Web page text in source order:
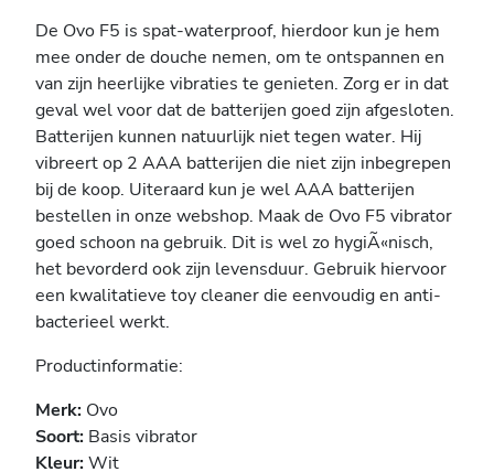
De Ovo F5 is spat-waterproof, hierdoor kun je hem
mee onder de douche nemen, om te ontspannen en
van zijn heerlijke vibraties te genieten. Zorg er in dat
geval wel voor dat de batterijen goed zijn afgesloten.
Batterijen kunnen natuurlijk niet tegen water. Hij
vibreert op 2 AAA batterijen die niet zijn inbegrepen
bij de koop. Uiteraard kun je wel AAA batterijen
bestellen in onze webshop. Maak de Ovo F5 vibrator
goed schoon na gebruik. Dit is wel zo hygiÃ«nisch,
het bevorderd ook zijn levensduur. Gebruik hiervoor
een kwalitatieve toy cleaner die eenvoudig en anti-
bacterieel werkt.
Productinformatie:
Merk: Ovo
Soort: Basis vibrator
Kleur:Wit